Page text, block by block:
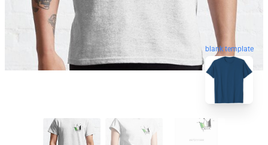
blank template